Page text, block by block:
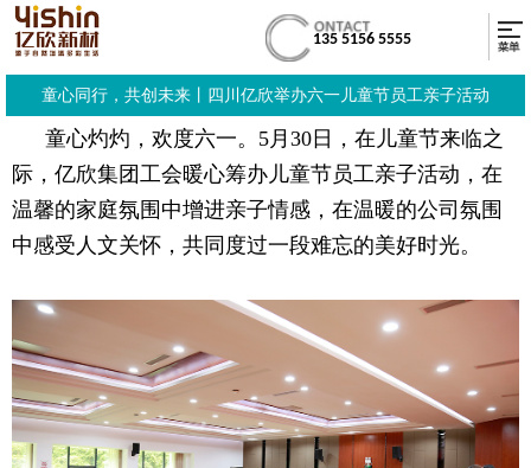
135 5156 5555
童心同行，共创未来丨四川亿欣举办六一儿童节员工亲子活动
童心灼灼，欢度六一。5月30日，在儿童节来临之
际，亿欣集团工会暖心筹办儿童节员工亲子活动，在
温馨的家庭氛围中增进亲子情感，在温暖的公司氛围
中感受人文关怀，共同度过一段难忘的美好时光。